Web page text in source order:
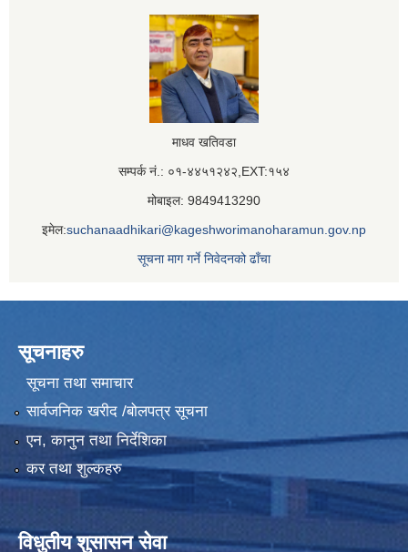
माधव खतिवडा
सम्पर्क नं.: ०१-४४५१२४२,EXT:१५४
मोबाइल: 9849413290
इमेल:suchanaadhikari@kageshworimanoharamun.gov.np
सूचना माग गर्ने निवेदनको ढाँचा
सूचनाहरु
सूचना तथा समाचार
सार्वजनिक खरीद /बोलपत्र सूचना
एन, कानुन तथा निर्देशिका
कर तथा शुल्कहरु
विधुतीय शुसासन सेवा